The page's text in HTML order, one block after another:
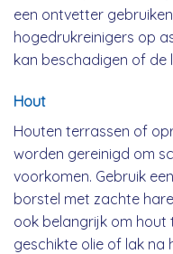
een ontvetter
hogedrukreinigers op
kan beschadigen of de
Hout
Houten terrassen of
worden gereinigd om
voorkomen. Gebruik
borstel met zachte
ook belangrijk om hout
geschikte olie of lak na